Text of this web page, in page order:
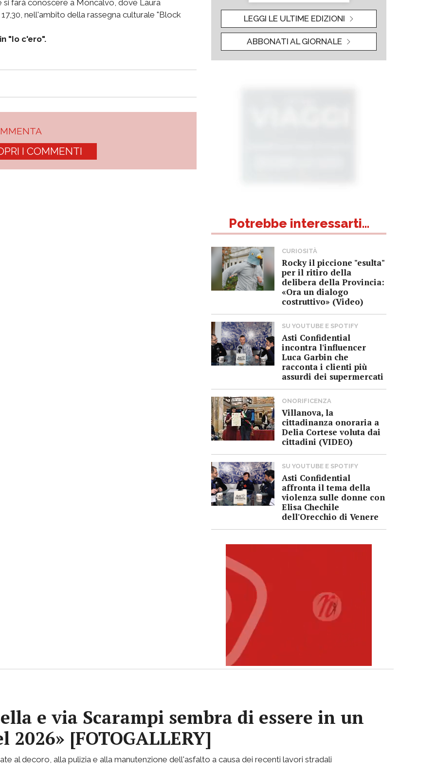
farà conoscere a Moncalvo, dove Laura
nell'ambito della rassegna culturale "Block
"Io c'ero".
I COMMENTI
LEGGI LE ULTIME EDIZIONI
ABBONATI AL GIORNALE
Potrebbe interessarti...
CURIOSITÀ
Rocky il piccione "esulta"
per il ritiro della
delibera della Provincia:
«Ora un dialogo
costruttivo» (Video)
SU YOUTUBE E SPOTIFY
Asti Confidential
incontra l'influencer
Luca Garbin che
racconta i clienti più
assurdi dei supermercati
ONORIFICENZA
Villanova, la
cittadinanza onoraria a
Delia Cortese voluta dai
cittadini (VIDEO)
SU YOUTUBE E SPOTIFY
Asti Confidential
affronta il tema della
violenza sulle donne con
Elisa Chechile
dell'Orecchio di Venere
e via Scarampi sembra di essere in un
[FOTOGALLERY]
al decoro, alla pulizia e alla manutenzione dell'asfalto a causa dei recenti lavori stradali